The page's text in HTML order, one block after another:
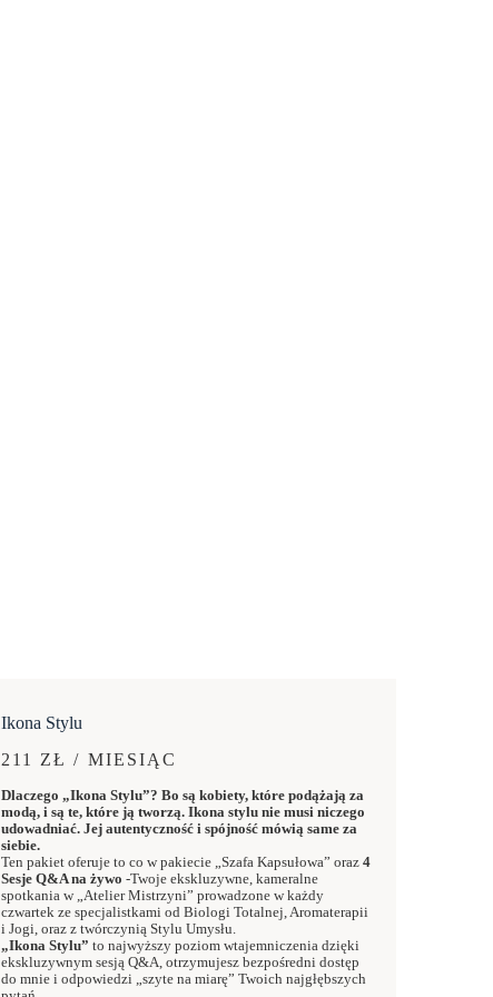
Ikona Stylu
211 ZŁ / MIESIĄC
Dlaczego „Ikona Stylu”? Bo są kobiety, które podążają za
modą, i są te, które ją tworzą. Ikona stylu nie musi niczego
udowadniać. Jej autentyczność i spójność mówią same za
siebie.
Ten pakiet oferuje to co w pakiecie „Szafa Kapsułowa” oraz 4
Sesje Q&A na żywo -Twoje ekskluzywne, kameralne
spotkania w „Atelier Mistrzyni” prowadzone w każdy
czwartek ze specjalistkami od Biologi Totalnej, Aromaterapii
i Jogi, oraz z twórczynią Stylu Umysłu.
„Ikona Stylu” to najwyższy poziom wtajemniczenia dzięki
ekskluzywnym sesją Q&A, otrzymujesz bezpośredni dostęp
do mnie i odpowiedzi „szyte na miarę” Twoich najgłębszych